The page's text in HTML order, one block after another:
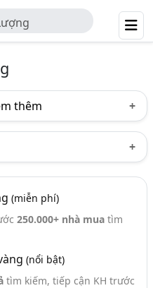
thêm
(miễn phí)
250.000+ nhà muatìm
(nổi bật)
tìm kiếm, tiếp cận KH trước